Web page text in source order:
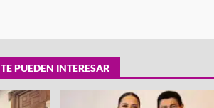
TE PUEDEN INTERESAR